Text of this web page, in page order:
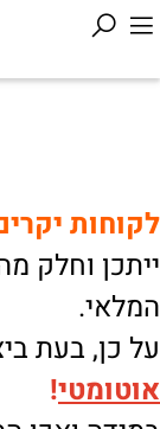
לקוחות
ייתכן וחלק
המלאי.
על כן, בעת
אוטומטי!